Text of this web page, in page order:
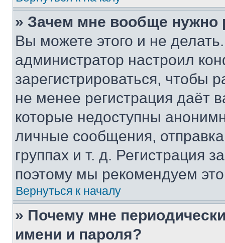
» Зачем мне вообще нужно
Вы можете этого и не
администратор настроил
зарегистрироваться, чтобы
не менее регистрация даёт
которые недоступны
личные сообщения,
группах и т. д. Регистрация
поэтому мы рекомендуем
Вернуться к началу
» Почему мне
имени и пароля?